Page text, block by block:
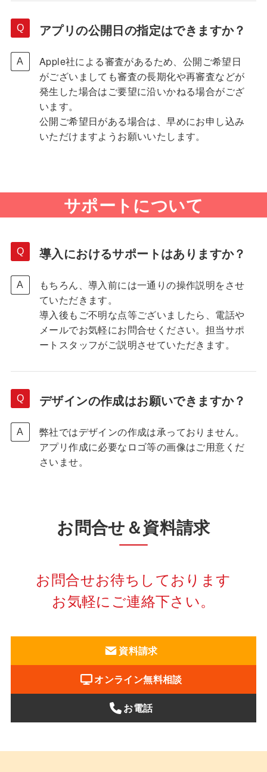
アプリの公開日の指定はできますか？
Apple社による審査があるため、公開ご希望日
がございましても審査の長期化や再審査などが
発生した場合はご要望に沿いかねる場合がござ
います。
公開ご希望日がある場合は、早めにお申し込み
いただけますようお願いいたします。
サポートについて
導入におけるサポートはありますか？
もちろん、導入前には一通りの操作説明をさせ
ていただきます。
導入後もご不明な点等ございましたら、電話や
メールでお気軽にお問合せください。担当サポ
ートスタッフがご説明させていただきます。
デザインの作成はお願いできますか？
弊社ではデザインの作成は承っておりません。
アプリ作成に必要なロゴ等の画像はご用意くだ
さいませ。
お問合せ＆資料請求
お問合せお待ちしております
お気軽にご連絡下さい。
資料請求
オンライン無料相談
お電話